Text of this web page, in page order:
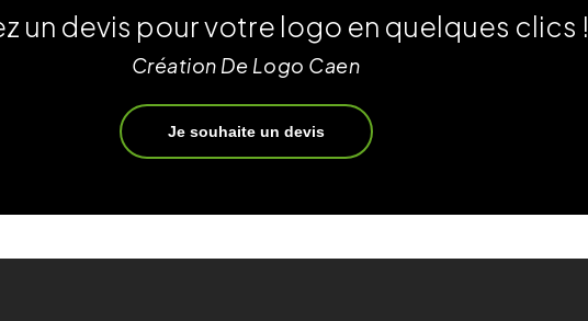
un devis pour votre logo en quelques clics !
Création De Logo Caen
Je souhaite un devis